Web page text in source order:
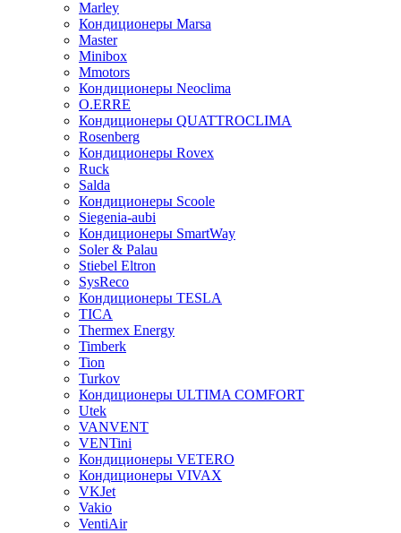
Marley
Кондиционеры Marsa
Master
Minibox
Mmotors
Кондиционеры Neoclima
O.ERRE
Кондиционеры QUATTROCLIMA
Rosenberg
Кондиционеры Rovex
Ruck
Salda
Кондиционеры Scoole
Siegenia-aubi
Кондиционеры SmartWay
Soler & Palau
Stiebel Eltron
SysReco
Кондиционеры TESLA
TICA
Thermex Energy
Timberk
Tion
Turkov
Кондиционеры ULTIMA COMFORT
Utek
VANVENT
VENTini
Кондиционеры VETERO
Кондиционеры VIVAX
VKJet
Vakio
VentiAir